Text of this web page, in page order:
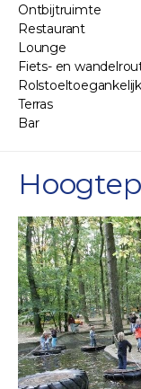
Ontbijtruimte
Restaurant
Lounge
Fiets- en
Terras
Bar